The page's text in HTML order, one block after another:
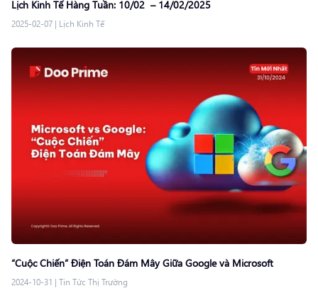
Lịch Kinh Tế Hàng Tuần: 10/02 – 14/02/2025
2025-02-07 | Lịch Kinh Tế
“Cuộc Chiến” Điện Toán Đám Mây Giữa Google và Microsoft
2024-10-31 | Tin Tức Thị Trường